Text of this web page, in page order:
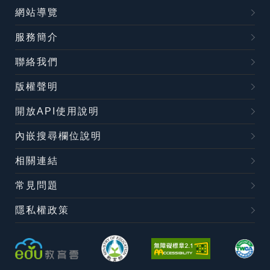
網站導覽
服務簡介
聯絡我們
版權聲明
開放API使用說明
內嵌搜尋欄位說明
相關連結
常見問題
隱私權政策